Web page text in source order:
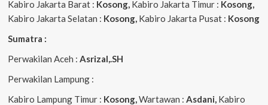
Kabiro Jakarta Barat : Kosong, Kabiro Jakarta Timur : Kosong,
Kabiro Jakarta Selatan : Kosong, Kabiro Jakarta Pusat : Kosong
Sumatra :
Perwakilan Aceh : Asrizal,.SH
Perwakilan Lampung :
Kabiro Lampung Timur : Kosong, Wartawan : Asdani, Kabiro